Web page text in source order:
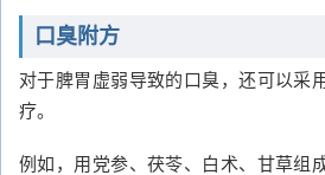
口臭附方
对于脾胃虚弱导致的口臭，还可以采
疗。
例如，用党参、茯苓、白术、甘草组